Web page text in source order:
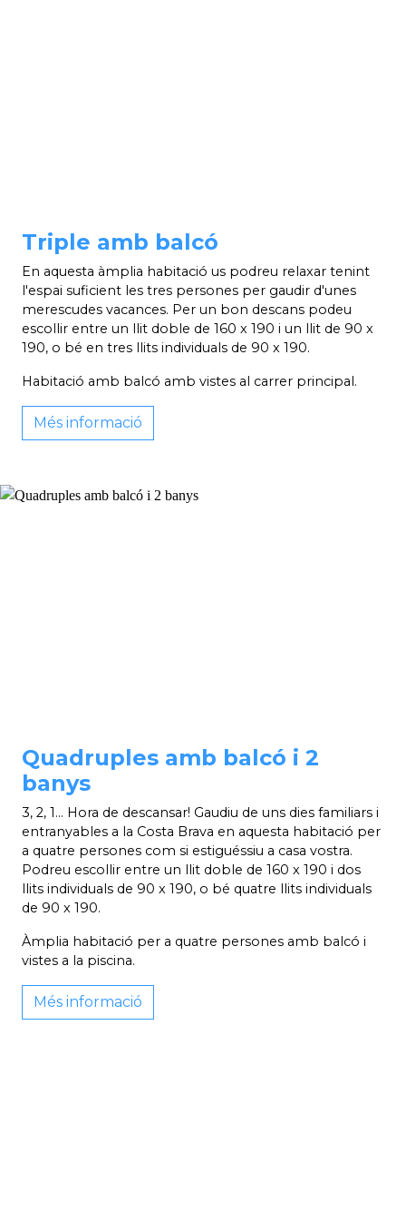
Triple amb balcó
En aquesta àmplia habitació us podreu relaxar tenint
l'espai suficient les tres persones per gaudir d'unes
merescudes vacances. Per un bon descans podeu
escollir entre un llit doble de 160 x 190 i un llit de 90 x
190, o bé en tres llits individuals de 90 x 190.
Habitació amb balcó amb vistes al carrer principal.
Més informació
Quadruples amb balcó i 2
banys
3, 2, 1... Hora de descansar! Gaudiu de uns dies familiars i
entranyables a la Costa Brava en aquesta habitació per
a quatre persones com si estiguéssiu a casa vostra.
Podreu escollir entre un llit doble de 160 x 190 i dos
llits individuals de 90 x 190, o bé quatre llits individuals
de 90 x 190.
Àmplia habitació per a quatre persones amb balcó i
vistes a la piscina.
Més informació